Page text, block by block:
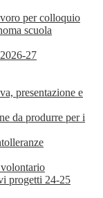
per colloquio
scuola
27
presentazione e
da produrre per i
progetti 24-25